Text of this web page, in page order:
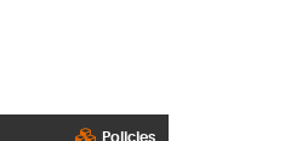
Policies